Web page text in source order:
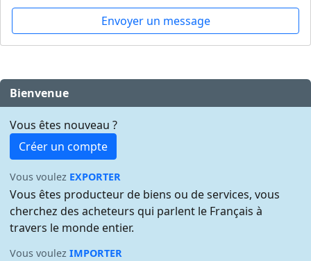
Envoyer un message
Bienvenue
Vous êtes nouveau ?
Créer un compte
Vous voulez EXPORTER
Vous êtes producteur de biens ou de services, vous
cherchez des acheteurs qui parlent le Français à
travers le monde entier.
Vous voulezIMPORTER